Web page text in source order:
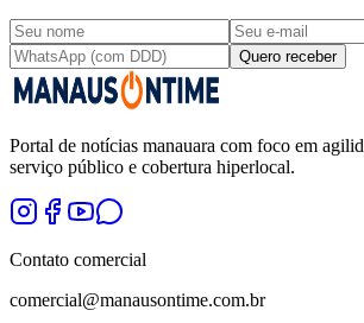
Quero receber
Portal de notícias manauara com foco em
serviço público e cobertura hiperlocal.
Contato comercial
comercial@manausontime.com.br